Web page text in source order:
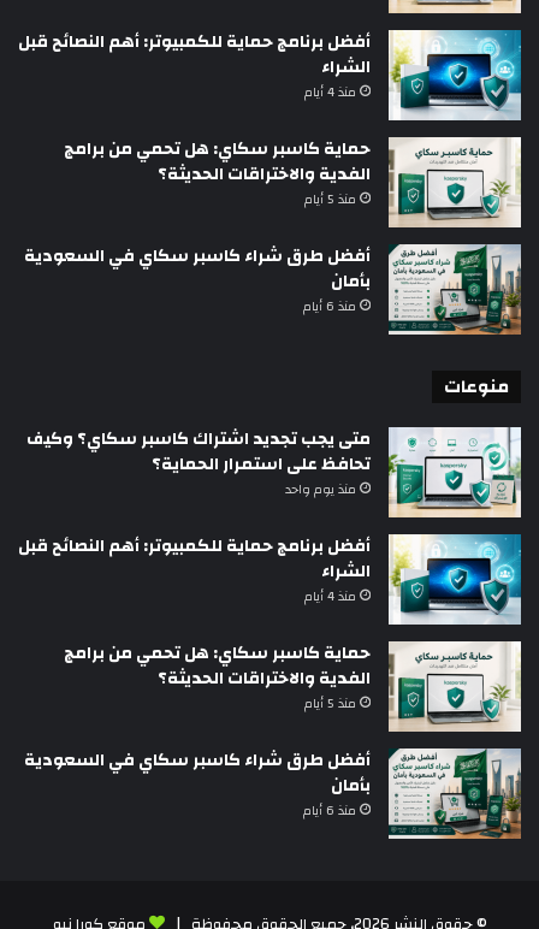
أفضل برنامج حماية للكمبيوتر: أهم النصائح قبل
الشراء
منذ 4 أيام
حماية كاسبر سكاي: هل تحمي من برامج
الفدية والاختراقات الحديثة؟
منذ 5 أيام
أفضل طرق شراء كاسبر سكاي في السعودية
بأمان
منذ 6 أيام
منوعات
متى يجب تجديد اشتراك كاسبر سكاي؟ وكيف
تحافظ على استمرار الحماية؟
منذ يوم واحد
أفضل برنامج حماية للكمبيوتر: أهم النصائح قبل
الشراء
منذ 4 أيام
حماية كاسبر سكاي: هل تحمي من برامج
الفدية والاختراقات الحديثة؟
منذ 5 أيام
أفضل طرق شراء كاسبر سكاي في السعودية
بأمان
منذ 6 أيام